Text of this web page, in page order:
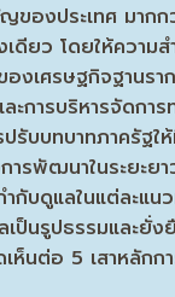
ของประเทศ มากก
ดียว โดยให้ความ
องเศรษฐกิจฐานร
การบริหารจัดการ
รับบทบาทภาครัฐใ
ารพัฒนาในระยะย
กับดูแลในแต่ละแน
เป็นรูปธรรมและยั่
เห็นต่อ 5 เสาหลัก